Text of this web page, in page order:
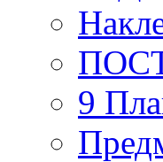
9